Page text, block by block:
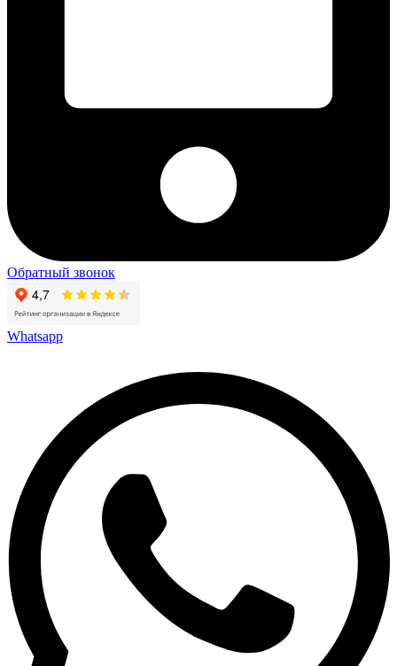
Обратный звонок
Whatsapp